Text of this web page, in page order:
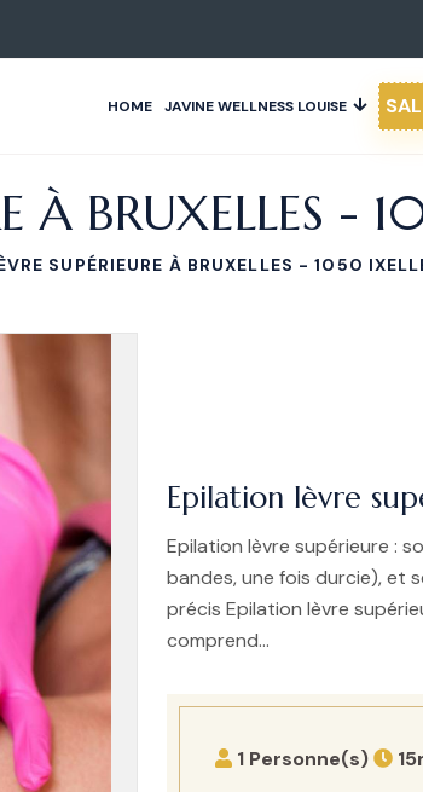
HOME JAVINE WELLNESS LOUISE
À BRUXELLES -
SUPÉRIEURE À BRUXELLES - 1050
Epilation lèvre
Epilation lèvre supérieure :
bandes, une fois durcie), et
précis Epilation lèvre
comprend...
1 Personne(s)